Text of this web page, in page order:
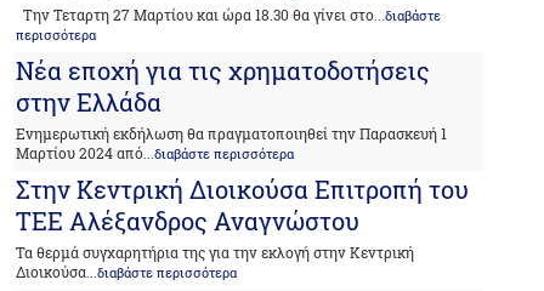
Την Τεταρτη 27 Μαρτίου και ώρα 18.30 θα γίνει στο ...διαβάστε
περισσότερα
Νέα εποχή για τις χρηματοδοτήσεις
στην Ελλάδα
Ενημερωτική εκδήλωση θα πραγματοποιηθεί την Παρασκευή 1
Μαρτίου 2024 από...διαβάστε περισσότερα
Στην Κεντρική Διοικούσα Επιτροπή του
ΤΕΕ Αλέξανδρος Αναγνώστου
Τα θερμά συγχαρητήρια της για την εκλογή στην Κεντρική
Διοικούσα...διαβάστε περισσότερα